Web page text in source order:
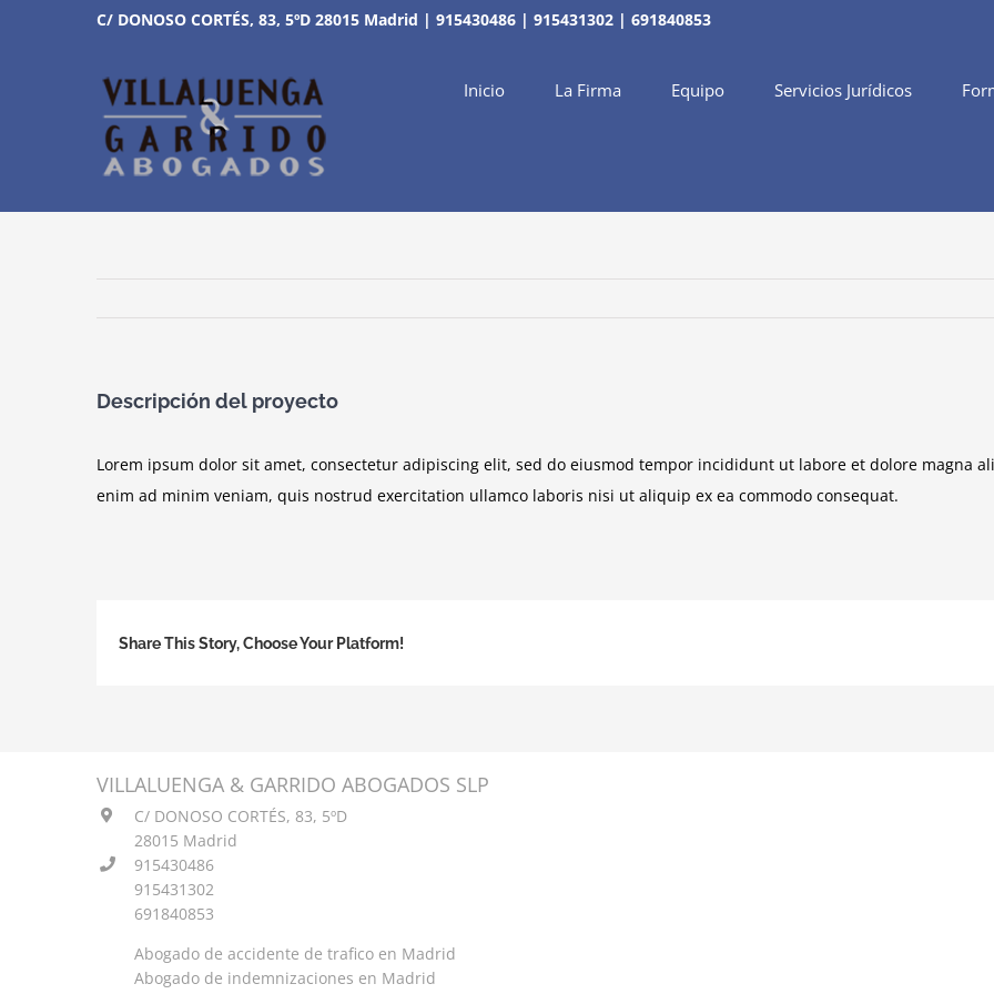
C/ DONOSO CORTÉS, 83, 5ºD 28015 Madrid | 915430486 | 915431302 | 691840853
Inicio La Firma Equipo Servicios Jurídicos
Descripción del proyecto
Lorem ipsum dolor sit amet, consectetur adipiscing elit, sed do eiusmod tempor incididunt ut labore et dolore magna
enim ad minim veniam, quis nostrud exercitation ullamco laboris nisi ut aliquip ex ea commodo consequat.
Share This Story, Choose Your Platform!
VILLALUENGA & GARRIDO ABOGADOS SLP
C/ DONOSO CORTÉS, 83, 5ºD
28015 Madrid
915430486
915431302
691840853
Abogado de accidente de trafico en Madrid
Abogado de indemnizaciones en Madrid
Necesarias